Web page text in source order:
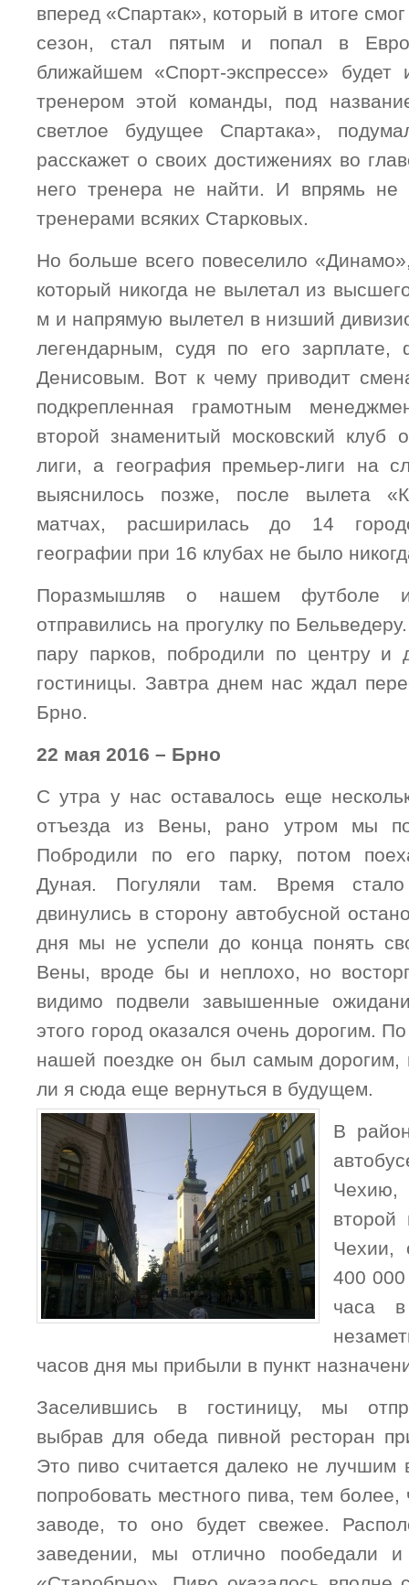
вперед «Спартак», который в итоге
сезон, стал пятым и попал в
ближайшем «Спорт-экспрессе»
тренером этой команды, под
светлое будущее Спартака»,
расскажет о своих достижениях во
него тренера не найти. И впрямь не
тренерами всяких Старковых.
Но больше всего повеселило
который никогда не вылетал из
м и напрямую вылетел в низший
легендарным, судя по его зарплате,
Денисовым. Вот к чему приводит
подкрепленная грамотным
второй знаменитый московский клуб
лиги, а география премьер-лиги на
выяснилось позже, после вылета
матчах, расширилась до 14
географии при 16 клубах не было
Поразмышляв о нашем футболе
отправились на прогулку по
пару парков, побродили по центру и
гостиницы. Завтра днем нас ждал
Брно.
22 мая 2016 – Брно
С утра у нас оставалось еще
отъезда из Вены, рано утром мы
Побродили по его парку, потом
Дуная. Погуляли там. Время
двинулись в сторону автобусной
дня мы не успели до конца понять
Вены, вроде бы и неплохо, но
видимо подвели завышенные
этого город оказался очень дорогим.
нашей поездке он был самым дорогим,
ли я сюда еще вернуться в будущем.
В
второй
Чехии,
400
часа в
часов дня мы прибыли в пункт
Заселившись в гостиницу, мы
выбрав для обеда пивной ресторан
Это пиво считается далеко не лучшим
попробовать местного пива, тем более,
заводе, то оно будет свежее.
заведении, мы отлично пообедали и